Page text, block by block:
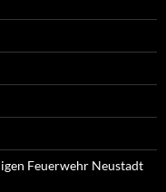
Feuerwehr Neustadt